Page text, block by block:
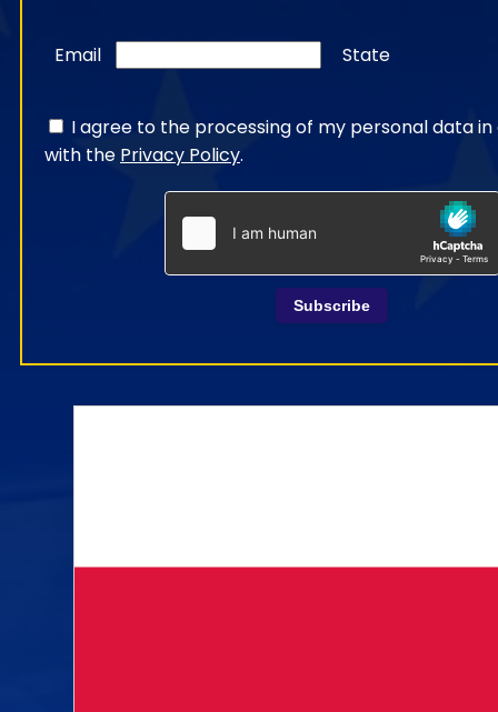
Email State
I agree to the processing of my personal data
with the Privacy Policy.
Subscribe